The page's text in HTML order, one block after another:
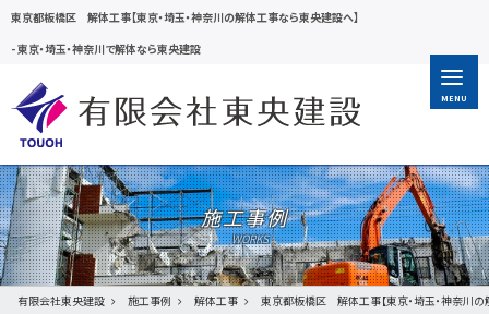
東京都板橋区 解体工事【東京・埼玉・神奈川の解体工事なら東央建設へ】
-東京・埼玉・神奈川で解体なら東央建設
MENU
施工事例
有限会社東央建設 施工事例 解体工事 東京都板橋区 解体工事【東京・埼玉・神奈川の